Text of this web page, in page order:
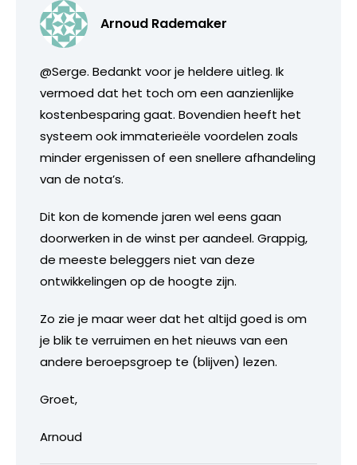
Arnoud Rademaker
@Serge. Bedankt voor je heldere uitleg. Ik
vermoed dat het toch om een aanzienlijke
kostenbesparing gaat. Bovendien heeft het
systeem ook immaterieële voordelen zoals
minder ergenissen of een snellere afhandeling
van de nota’s.
Dit kon de komende jaren wel eens gaan
doorwerken in de winst per aandeel. Grappig,
de meeste beleggers niet van deze
ontwikkelingen op de hoogte zijn.
Zo zie je maar weer dat het altijd goed is om
je blik te verruimen en het nieuws van een
andere beroepsgroep te (blijven) lezen.
Groet,
Arnoud